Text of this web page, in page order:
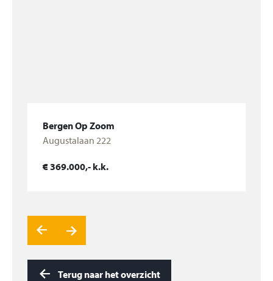
Bergen Op Zoom
Colijnspolder 5
€ 849.000,- k.k.
Terug naar het overzicht